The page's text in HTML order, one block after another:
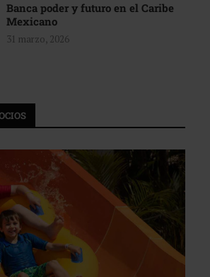
Banca poder y futuro en el Caribe
Mexicano
31 marzo, 2026